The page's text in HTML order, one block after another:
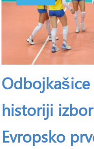
historiji
Evropsko